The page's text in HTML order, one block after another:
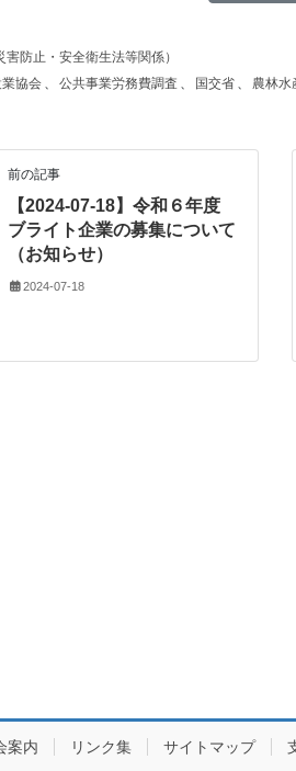
防止・安全衛生法等関係）
協会 、 公共事業労務費調査 、 国交省 、 農林水
前の記事
【2024-07-18】令和６年度
ブライト企業の募集について
（お知らせ）
2024-07-18
案内 リンク集 サイトマップ